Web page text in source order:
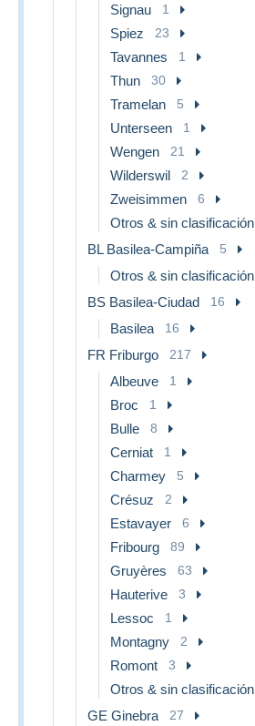
Signau 1
Spiez 23
Tavannes 1
Thun 30
Tramelan 5
Unterseen 1
Wengen 21
Wilderswil 2
Zweisimmen 6
Otros & sin clasificación
BL Basilea-Campiña 5
Otros & sin clasificación
BS Basilea-Ciudad 16
Basilea 16
FR Friburgo 217
Albeuve 1
Broc 1
Bulle 8
Cerniat 1
Charmey 5
Crésuz 2
Estavayer 6
Fribourg 89
Gruyères 63
Hauterive 3
Lessoc 1
Montagny 2
Romont 3
Otros & sin clasificación
GE Ginebra 27